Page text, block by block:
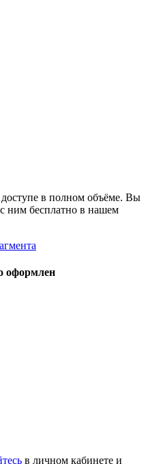
в полном объёме. Вы
ним бесплатно в нашем
оформлен
в личном кабинете и